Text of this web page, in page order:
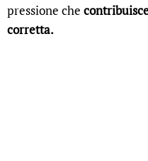
pressione che
corretta.